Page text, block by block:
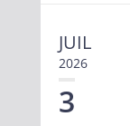
JUIL
2026
3